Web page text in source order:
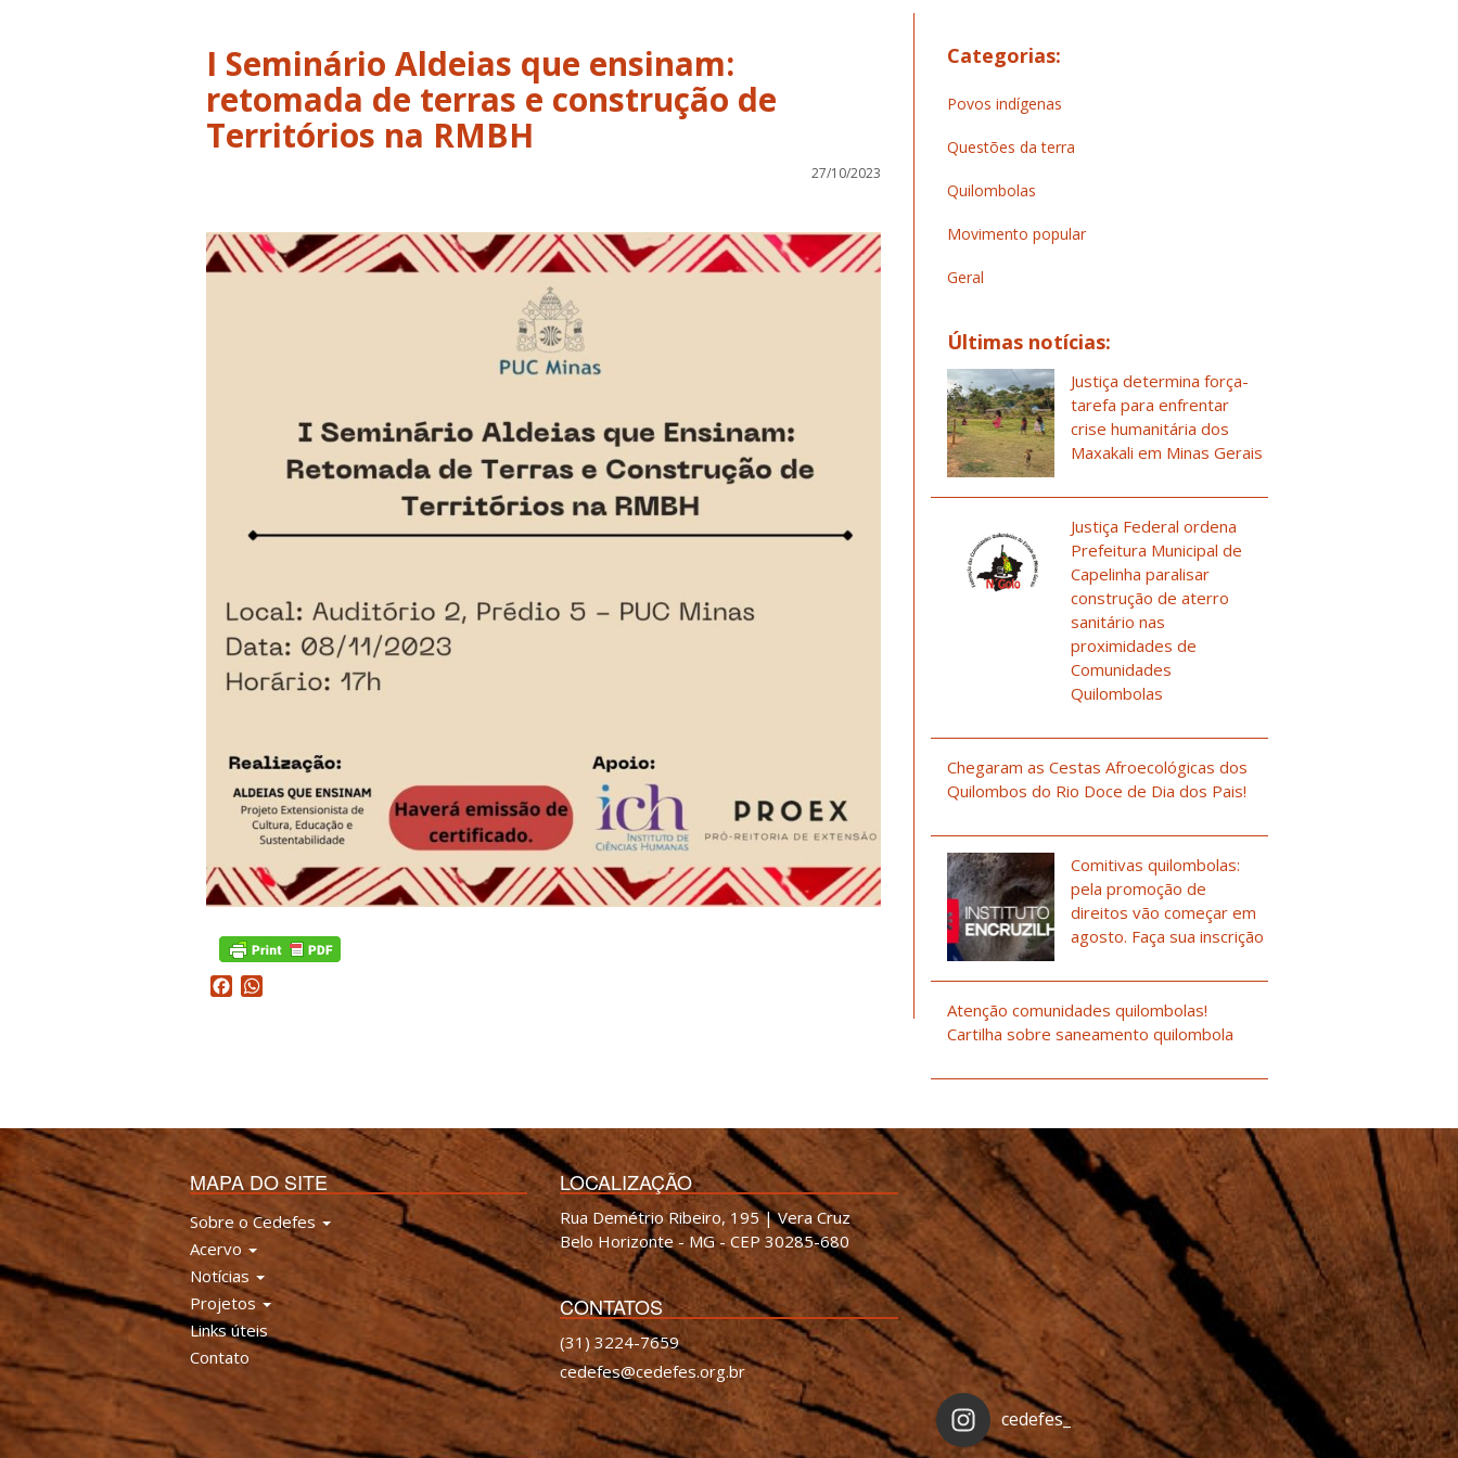
I Seminário Aldeias que ensinam:
retomada de terras e construção de
Territórios na RMBH
27/10/2023
Facebook
Categorias:
Povos indígenas
Questões da terra
Quilombolas
Movimento popular
Geral
Últimas notícias:
Justiça determina força-
tarefa para enfrentar
crise humanitária dos
Maxakali em Minas Gerais
Justiça Federal ordena
Prefeitura Municipal de
Capelinha paralisar
construção de aterro
sanitário nas
proximidades de
Comunidades
Quilombolas
Chegaram as Cestas Afroecológicas dos
Quilombos do Rio Doce de Dia dos Pais!
Comitivas quilombolas:
pela promoção de
direitos vão começar em
agosto. Faça sua inscrição
Atenção comunidades quilombolas!
Cartilha sobre saneamento quilombola
MAPA DO SITE
Sobre o Cedefes
Acervo
Notícias
Projetos
Links úteis
Contato
LOCALIZAÇÃO
Rua Demétrio Ribeiro, 195 | Vera Cruz
Belo Horizonte - MG - CEP 30285-680
CONTATOS
(31) 3224-7659
cedefes@cedefes.org.br
cedefes_